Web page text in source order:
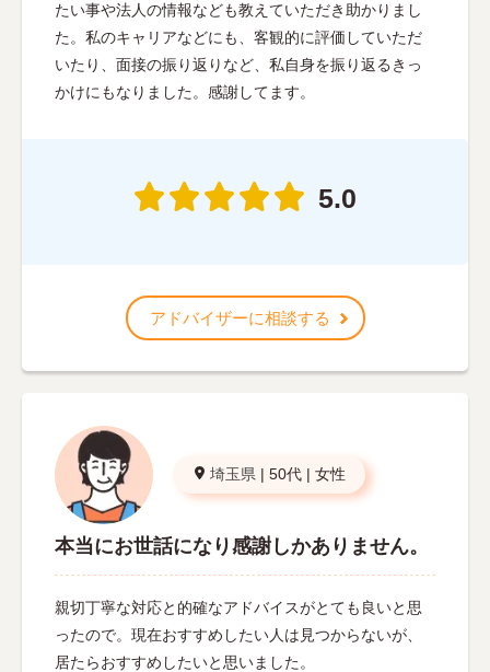
たい事や法人の情報なども教えていただき助かりまし
た。私のキャリアなどにも、客観的に評価していただ
いたり、面接の振り返りなど、私自身を振り返るきっ
かけにもなりました。感謝してます。
5.0
アドバイザーに相談する
埼玉県 | 50代 | 女性
本当にお世話になり感謝しかありません。
親切丁寧な対応と的確なアドバイスがとても良いと思
ったので。現在おすすめしたい人は見つからないが、
居たらおすすめしたいと思いました。